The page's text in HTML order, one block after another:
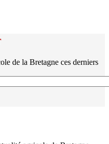
de la Bretagne ces derniers